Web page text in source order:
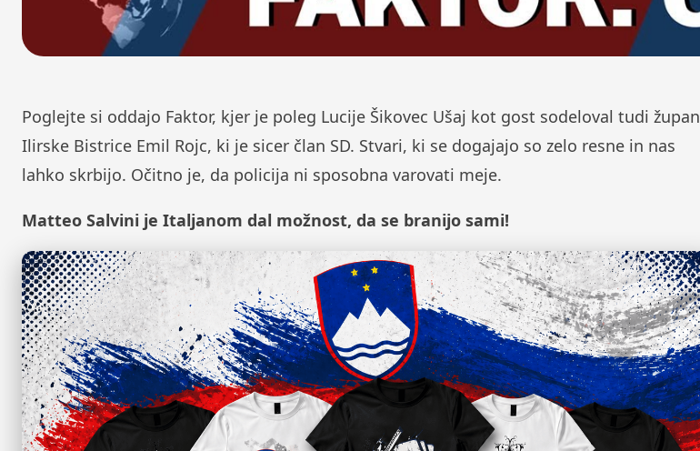
Poglejte si oddajo Faktor, kjer je poleg Lucije Šikovec Ušaj kot gost sodeloval tudi župan
Ilirske Bistrice Emil Rojc, ki je sicer član SD. Stvari, ki se dogajajo so zelo resne in nas
lahko skrbijo. Očitno je, da policija ni sposobna varovati meje.
Matteo Salvini je Italjanom dal možnost, da se branijo sami!